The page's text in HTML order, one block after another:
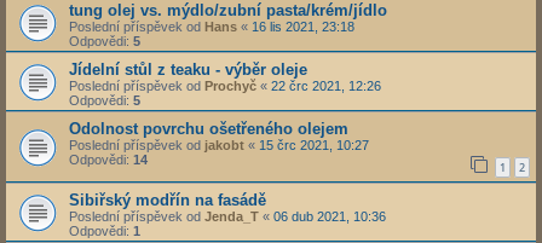
tung olej vs. mýdlo/zubní pasta/krém/jídlo
Poslední příspěvek od Hans « 16 lis 2021, 23:18
Odpovědi: 5
Jídelní stůl z teaku - výběr oleje
Poslední příspěvek od Prochyč « 22 črc 2021, 12:26
Odpovědi: 5
Odolnost povrchu ošetřeného olejem
Poslední příspěvek od jakobt « 15 črc 2021, 10:27
Odpovědi: 14 1 2
Sibiřský modřín na fasádě
Poslední příspěvek od Jenda_T « 06 dub 2021, 10:36
Odpovědi: 1